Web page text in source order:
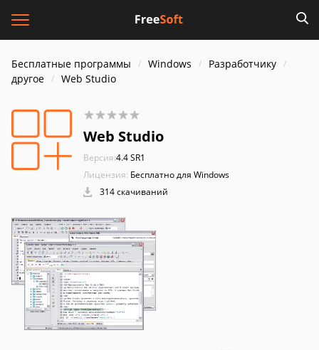
Бесплатные программы Windows
Разработчику
другое
Web Studio
Web Studio
Версия:4.4 SR1
Лицензия: Бесплатно для Windows
314 скачиваний